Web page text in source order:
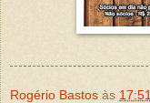
Rogério Bastos às 17:51